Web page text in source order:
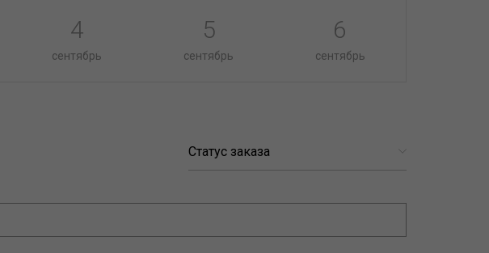
4
сентябрь
5
сентябрь
6
сентябрь